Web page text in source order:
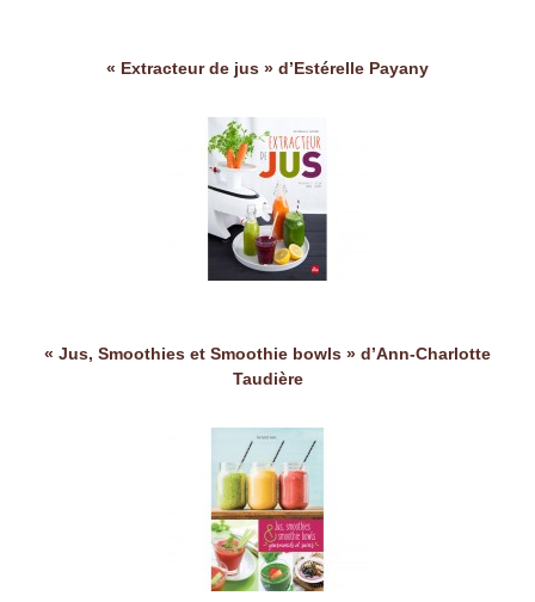
« Extracteur de jus » d’Estérelle Payany
« Jus, Smoothies et Smoothie bowls » d’Ann-Charlotte
Taudière